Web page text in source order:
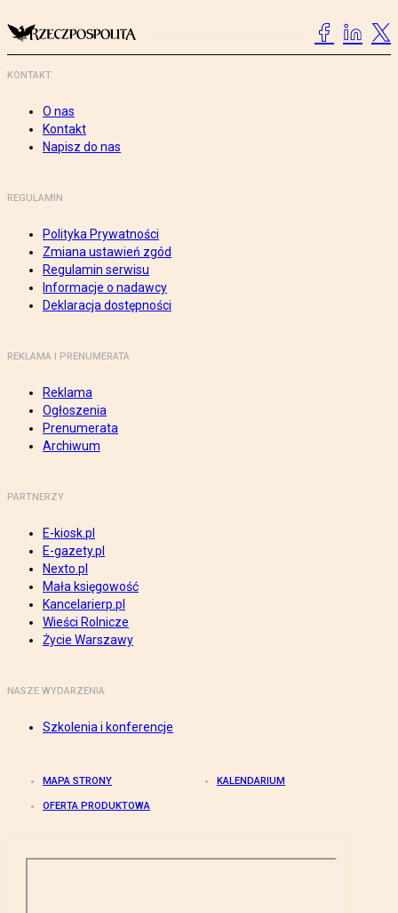
KONTAKT
O nas
Kontakt
Napisz do nas
REGULAMIN
Polityka Prywatności
Zmiana ustawień zgód
Regulamin serwisu
Informacje o nadawcy
Deklaracja dostępności
REKLAMA I PRENUMERATA
Reklama
Ogłoszenia
Prenumerata
Archiwum
PARTNERZY
E-kiosk.pl
E-gazety.pl
Nexto.pl
Mała księgowość
Kancelarierp.pl
Wieści Rolnicze
Życie Warszawy
NASZE WYDARZENIA
Szkolenia i konferencje
MAPA STRONY KALENDARIUM
OFERTA PRODUKTOWA